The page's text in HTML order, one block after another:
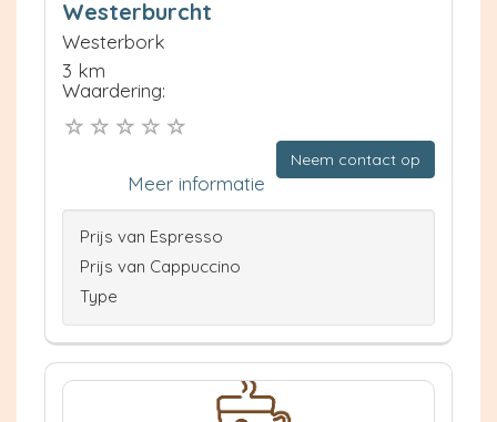
Westerburcht
Westerbork
3 km
Waardering:
Neem contact op
Meer informatie
Prijs van Espresso
Prijs van Cappuccino
Type